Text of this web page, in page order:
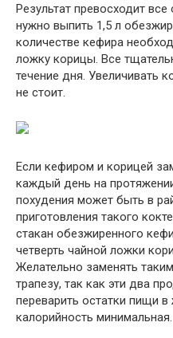
Результат превосходит
нужно выпить 1,5 л
количестве кефира
ложку корицы. Все
течение дня. Увеличивать
не стоит.
Если кефиром и корицей
каждый день на
похудения может быть в
приготовления такого
стакан обезжиренного
четверть чайной ложки
Желательно заменять
трапезу, так как эти два
переварить остатки пищи
калорийность минимальная.